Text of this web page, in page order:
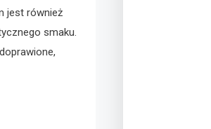
jest również
smaku.